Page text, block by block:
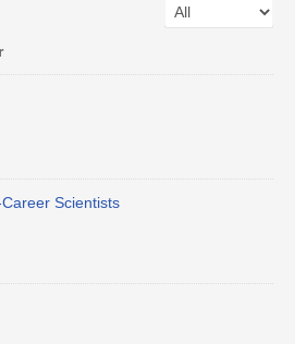
Scientists